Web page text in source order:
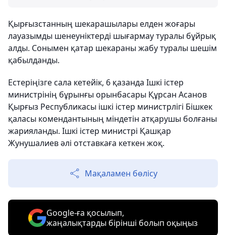
Қырғызстанның шекарашылары елден жоғары
лауазымды шенеуніктерді шығармау туралы бұйрық
алды. Сонымен қатар шекараны жабу туралы шешім
қабылданды.
Естеріңізге сала кетейік, 6 қазанда Ішкі істер
министрінің бұрынғы орынбасары Құрсан Асанов
Қырғыз Республикасы ішкі істер министрлігі Бішкек
қаласы комендантының міндетін атқарушы болғаны
жарияланды. Ішкі істер министрі Қашқар
Жунушалиев әлі отставкаға кеткен жоқ.
Мақаламен бөлісу
Google-ға қосылып,
жаңалықтарды бірінші болып оқыңыз